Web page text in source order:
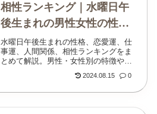
相性ランキング｜水曜日午
後生まれの男性女性の性格
と運勢
水曜日午後生まれの性格、恋愛運、仕
事運、人間関係、相性ランキングをま
とめて解説。男性・女性別の特徴や開
2024.08.15 0